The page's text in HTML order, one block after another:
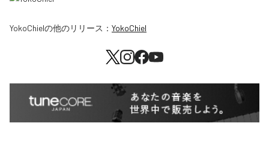
YokoChielの他のリリース： YokoChiel